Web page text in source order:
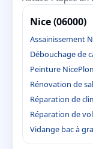
Nice (06000)
Assainissement
Débouchage de
Peinture Nice
Rénovation de
Réparation de
Réparation de
Vidange bac à